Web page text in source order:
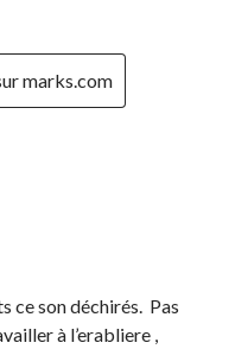
marks.com
ce son déchirés. Pas
à l’erabliere ,